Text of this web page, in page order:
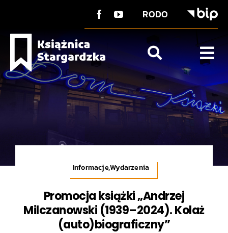
RODO
O Książnicy
Kontakt
Informacje,Wydarzenia
Promocja książki „Andrzej
Milczanowski (1939–2024). Kolaż
(auto)biograficzny”